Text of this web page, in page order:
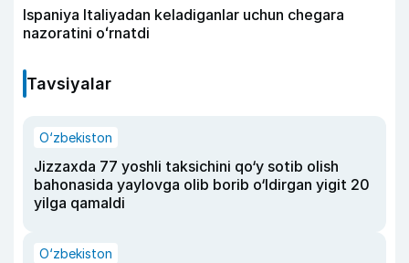
Ispaniya Italiyadan keladiganlar uchun chegara
nazoratini oʻrnatdi
Tavsiyalar
O‘zbekiston
Jizzaxda 77 yoshli taksichini qo‘y sotib olish
bahonasida yaylovga olib borib o‘ldirgan yigit 20
yilga qamaldi
O‘zbekiston